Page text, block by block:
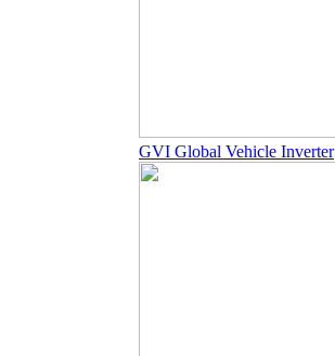
GVI Global Vehicle Inverter